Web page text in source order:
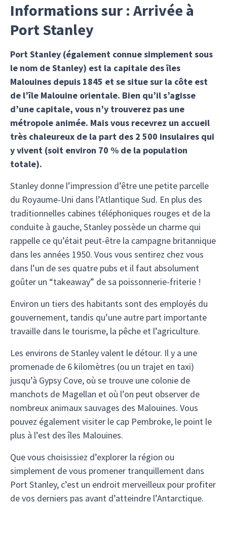
Informations sur : Arrivée à
Port Stanley
Port Stanley (également connue simplement sous
le nom de Stanley) est la capitale des îles
Malouines depuis 1845 et se situe sur la côte est
de l’île Malouine orientale. Bien qu’il s’agisse
d’une capitale, vous n’y trouverez pas une
métropole animée. Mais vous recevrez un accueil
très chaleureux de la part des 2 500 insulaires qui
y vivent (soit environ 70 % de la population
totale).
Stanley donne l’impression d’être une petite parcelle
du Royaume-Uni dans l’Atlantique Sud. En plus des
traditionnelles cabines téléphoniques rouges et de la
conduite à gauche, Stanley possède un charme qui
rappelle ce qu’était peut-être la campagne britannique
dans les années 1950. Vous vous sentirez chez vous
dans l’un de ses quatre pubs et il faut absolument
goûter un “takeaway” de sa poissonnerie-friterie !
Environ un tiers des habitants sont des employés du
gouvernement, tandis qu’une autre part importante
travaille dans le tourisme, la pêche et l’agriculture.
Les environs de Stanley valent le détour. Il y a une
promenade de 6 kilomètres (ou un trajet en taxi)
jusqu’à Gypsy Cove, où se trouve une colonie de
manchots de Magellan et où l’on peut observer de
nombreux animaux sauvages des Malouines. Vous
pouvez également visiter le cap Pembroke, le point le
plus à l’est des îles Malouines.
Que vous choisissiez d’explorer la région ou
simplement de vous promener tranquillement dans
Port Stanley, c’est un endroit merveilleux pour profiter
de vos derniers pas avant d’atteindre l’Antarctique.